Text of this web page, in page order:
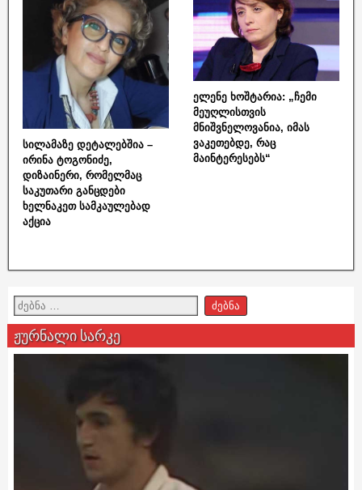
სილამაზე დეტალებშია –
ირინა ტოგონიძე,
დიზაინერი, რომელმაც
საკუთარი განცდები
ხელნაკეთ სამკაულებად
აქცია
ელენე ხოშტარია: „ჩემი
მეუღლისთვის
მნიშვნელოვანია, იმას
ვაკეთებდე, რაც
მაინტერესებს“
ჟურნალი სარკე